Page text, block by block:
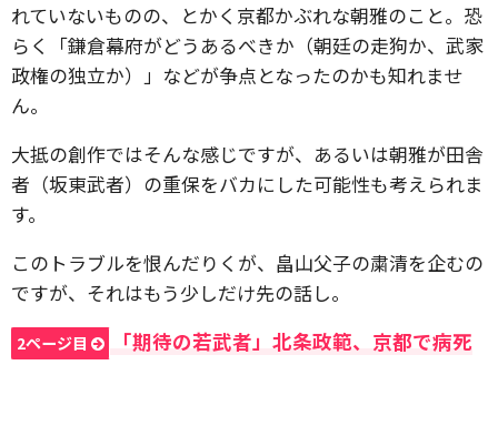
れていないものの、とかく京都かぶれな朝雅のこと。恐
らく「鎌倉幕府がどうあるべきか（朝廷の走狗か、武家
政権の独立か）」などが争点となったのかも知れませ
ん。
大抵の創作ではそんな感じですが、あるいは朝雅が田舎
者（坂東武者）の重保をバカにした可能性も考えられま
す。
このトラブルを恨んだりくが、畠山父子の粛清を企むの
ですが、それはもう少しだけ先の話し。
2ページ目 「期待の若武者」北条政範、京都で病死